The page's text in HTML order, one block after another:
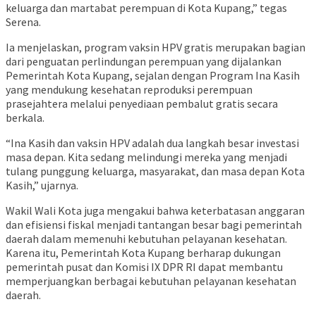
keluarga dan martabat perempuan di Kota Kupang,” tegas
Serena.
Ia menjelaskan, program vaksin HPV gratis merupakan bagian
dari penguatan perlindungan perempuan yang dijalankan
Pemerintah Kota Kupang, sejalan dengan Program Ina Kasih
yang mendukung kesehatan reproduksi perempuan
prasejahtera melalui penyediaan pembalut gratis secara
berkala.
“Ina Kasih dan vaksin HPV adalah dua langkah besar investasi
masa depan. Kita sedang melindungi mereka yang menjadi
tulang punggung keluarga, masyarakat, dan masa depan Kota
Kasih,” ujarnya.
Wakil Wali Kota juga mengakui bahwa keterbatasan anggaran
dan efisiensi fiskal menjadi tantangan besar bagi pemerintah
daerah dalam memenuhi kebutuhan pelayanan kesehatan.
Karena itu, Pemerintah Kota Kupang berharap dukungan
pemerintah pusat dan Komisi IX DPR RI dapat membantu
memperjuangkan berbagai kebutuhan pelayanan kesehatan
daerah.